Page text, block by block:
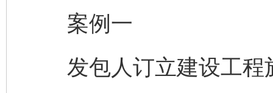
案例一
发包人订立建设工程